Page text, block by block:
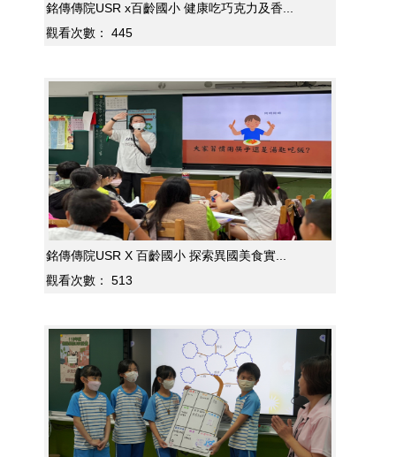
銘傳傳院USR x百齡國小 健康吃巧克力及香...
觀看次數：
445
銘傳傳院USR X 百齡國小 探索異國美食實...
觀看次數：
513